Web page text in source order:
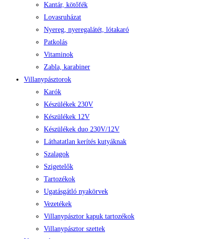
Kantár, kötőfék
Lovasruházat
Nyereg, nyeregalátét, lótakaró
Patkolás
Vitaminok
Zabla, karabiner
Villanypásztorok
Karók
Készülékek 230V
Készülékek 12V
Készülékek duo 230V/12V
Láthatatlan kerítés kutyáknak
Szalagok
Szigetelők
Tartozékok
Ugatásgátló nyakörvek
Vezetékek
Villanypásztor kapuk tartozékok
Villanypásztor szettek